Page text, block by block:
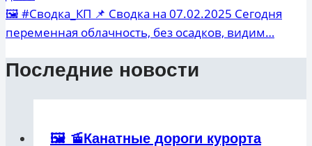
🖼 #Сводка_КП 📌 Сводка на 07.02.2025 Сегодня
переменная облачность, без осадков, видим…
Последние новости
🖼 🚡Канатные дороги курорта